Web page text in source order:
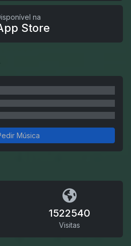
na
Store
Música
1522540
Visitas